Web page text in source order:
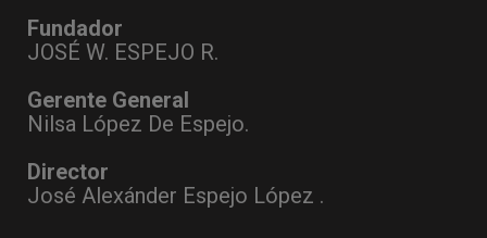
Fundador
JOSÉ W. ESPEJO R.
Gerente General
Nilsa López De Espejo.
Director
José Alexánder Espejo López .